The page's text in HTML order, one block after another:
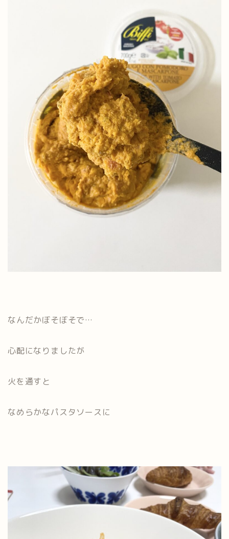
なんだかぼそぼそで…
心配になりましたが
火を通すと
なめらかなパスタソースに